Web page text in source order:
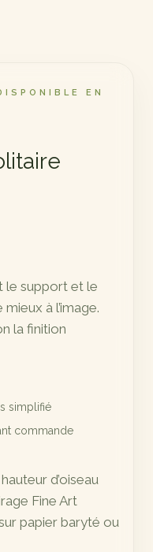
EN
le support et le
à l’image.
la finition
simplifié
commande
d’oiseau
Fine Art
papier baryté ou